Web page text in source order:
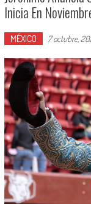
Inicia En
MÉXICO 7 octubre,